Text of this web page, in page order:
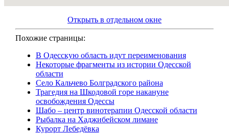
Открыть в отдельном окне
Похожие страницы:
В Одесскую область идут переименования
Некоторые фрагменты из истории Одесской
области
Село Кальчево Болградского района
Трагедия на Шкодовой горе накануне
освобождения Одессы
Шабо – центр винотерапии Одесской области
Рыбалка на Хаджибейском лимане
Курорт Лебедёвка